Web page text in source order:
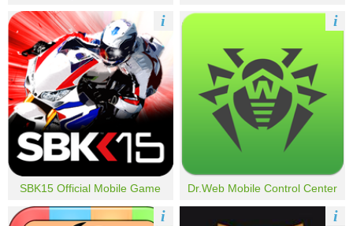
SBK15 Official Mobile Game
i
Dr.Web Mobile Control Center
i
i i